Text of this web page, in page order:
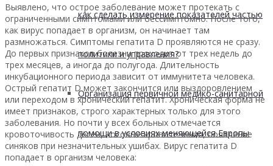
как сделать измерение показателей частью
политики и управления?
Организация первичной медико-санитарной
помощи в условиях меняющейся Европы
Выявлено, что острое заболевание может протекать с
ограниченными симптомами или бессимптомно. После того,
как вирус попадает в организм, он начинает там
размножаться. Симптомы гепатита D проявляются не сразу.
До первых признаков болезни проходит от трех недель до
трех месяцев, а иногда до полугода. Длительность
инкубационного периода зависит от иммунитета человека.
Острый гепатит D может закончится или выздоровлением
или переходом в хронический гепатит. Хроническая форма не
имеет признаков, строго характерных только для этого
заболевания. Но почти у всех больных отмечается
кровоточивость дёсен, носовые кровотечения, появление
синяков при незначительных ушибах. Вирус гепатита D
попадает в организм человека: